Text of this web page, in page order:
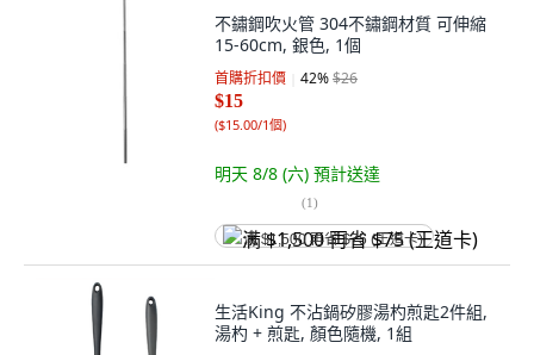
不鏽鋼吹火管 304不鏽鋼材質 可伸縮
15-60cm, 銀色, 1個
首購折扣價 42%$26
$15
($15.00/1個)
明天 8/8 (六) 預計送達
(1)
满 $1,500 再省 $75 (王道卡)
生活King 不沾鍋矽膠湯杓煎匙2件組,
湯杓 + 煎匙, 顏色隨機, 1組